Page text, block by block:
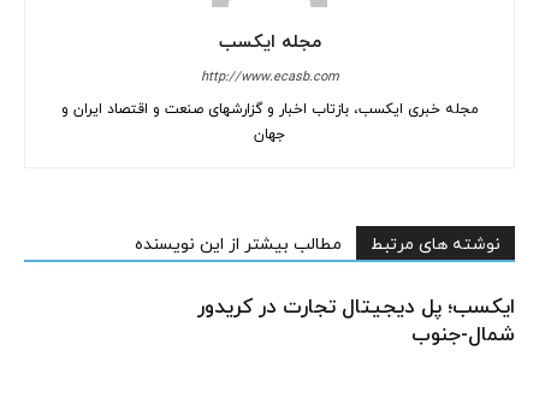
مجله ایکسب
http://www.ecasb.com
مجله خبری ایکسب، بازتاب اخبار و گزارشهای صنعت و اقتصاد ایران و
جهان
نوشته های مرتبط مطالب بیشتر از این نویسنده
ایکسب؛ پل دیجیتال تجارت در کریدور
شمال-جنوب